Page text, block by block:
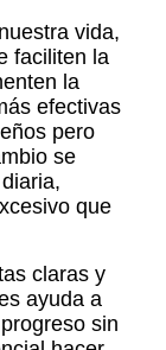
vida,
faciliten la
la
efectivas
pero
se
que
claras y
ayuda a
sin